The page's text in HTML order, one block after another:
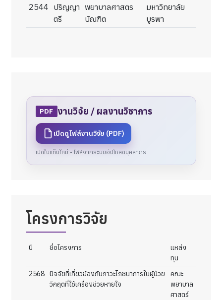
2544 ปริญญา
ตรี
พยาบาลศาสตร
บัณฑิต
มหาวิทยาลัย
บูรพา
PDF งานวิจัย / ผลงานวิชาการ
เปิดดูไฟล์งานวิจัย (PDF)
เปิดในแท็บใหม่ • ไฟล์จากระบบอัปโหลดบุคลากร
โครงการวิจัย
ปี ชื่อโครงการ
แหล่ง
ทุน
2568 ปัจจัยที่เกี่ยวข้องกับภาวะโภชนาการในผู้ป่วย
วิกฤตที่ใช้เครื่องช่วยหายใจ
คณะ
พยาบาล
ศาสตร์